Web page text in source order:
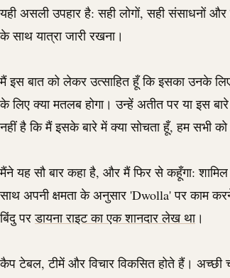
यही असली उपहार है: सही लोगों, सही संसाधनों
के साथ यात्रा जारी रखना।
मैं इस बात को लेकर उत्साहित हूँ कि इसका उनके
के लिए क्या मतलब होगा। उन्हें अतीत पर या इस
नहीं है कि मैं इसके बारे में क्या सोचता हूँ, हम सभी
मैंने यह सौ बार कहा है, और मैं फिर से कहूँगा: शामिल
साथ अपनी क्षमता के अनुसार 'Dwolla' पर काम
बिंदु परडायना राइट का एक शानदार लेख था।
कैप टेबल, टीमें और विचार विकसित होते हैं। अच्छी